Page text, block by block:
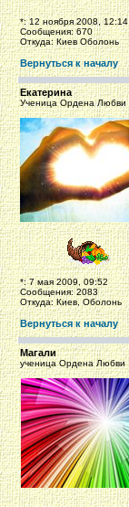
*: 12 ноября 2008, 12:14
Сообщения: 670
Откуда: Киев Оболонь
Вернуться к началу
Екатерина
Ученица Ордена Любви
*: 7 мая 2009, 09:52
Сообщения: 2083
Откуда: Киев, Оболонь
Вернуться к началу
Магали
ученица Ордена Любви